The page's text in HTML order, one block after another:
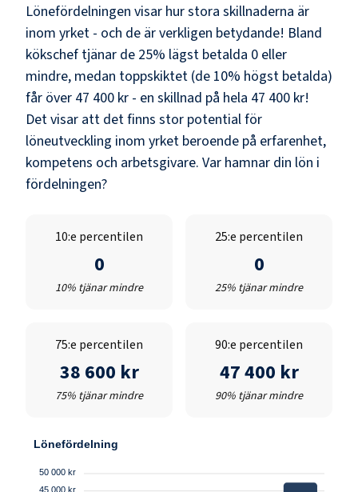
Lönefördelningen visar hur stora skillnaderna är
inom yrket - och de är verkligen betydande! Bland
kökschef tjänar de 25% lägst betalda 0 eller
mindre, medan toppskiktet (de 10% högst betalda)
får över 47 400 kr - en skillnad på hela 47 400 kr!
Det visar att det finns stor potential för
löneutveckling inom yrket beroende på erfarenhet,
kompetens och arbetsgivare. Var hamnar din lön i
fördelningen?
10:e percentilen
0
10% tjänar mindre
25:e percentilen
0
25% tjänar mindre
75:e percentilen
38 600 kr
75% tjänar mindre
90:e percentilen
47 400 kr
90% tjänar mindre
Lönefördelning
50 000 kr
45 000 kr